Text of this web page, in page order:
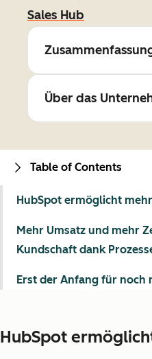
Sales Hub
Über das
HubSpot
Table of Contents
HubSpot ermöglicht
Mehr Umsatz und mehr
Kundschaft dank
Erst der Anfang für noch